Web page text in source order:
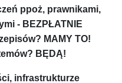
ppoż, prawnikami,
- BEZPŁATNIE
MAMY TO!
BĘDĄ!
infrastrukturze